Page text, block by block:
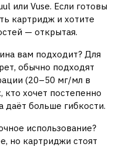
или Vuse. Если готовы
картридж и хотите
— открытая.
вам подходит? Для
обычно подходят
(20–50 мг/мл в
кто хочет постепенно
даёт больше гибкости.
использование?
но картриджи стоят